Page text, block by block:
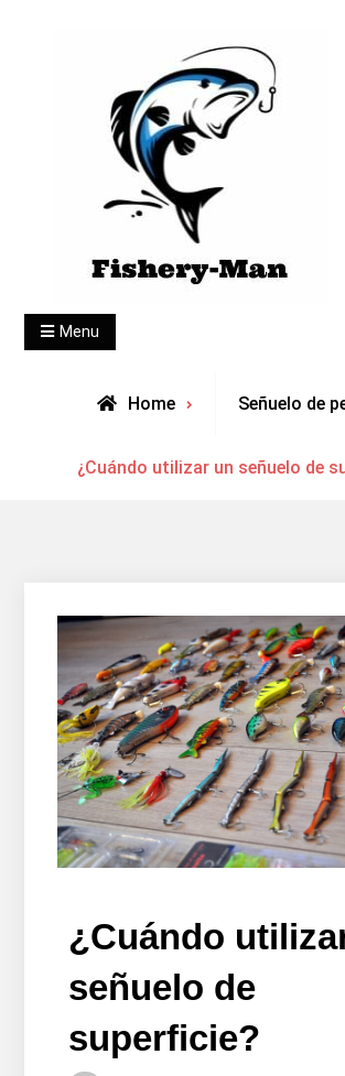
fishery-man
Menu
Home Señuelo de
¿Cuándo utilizar un señuelo de
¿Cuándo
señuelo de
superficie?